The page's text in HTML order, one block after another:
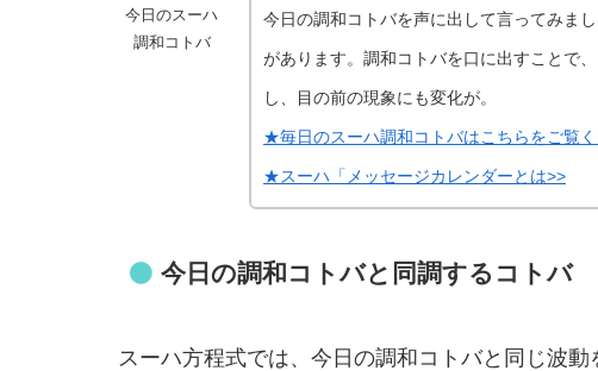
今日のスーハ
調和コトバ
今日の調和コトバを声に出して言ってみま
があります。調和コトバを口に出すことで
し、目の前の現象にも変化が。
★毎日のスーハ調和コトバはこちらをご覧く
★スーハ「メッセージカレンダーとは>>
今日の調和コトバと同調するコトバ
スーハ方程式では、今日の調和コトバと同じ波